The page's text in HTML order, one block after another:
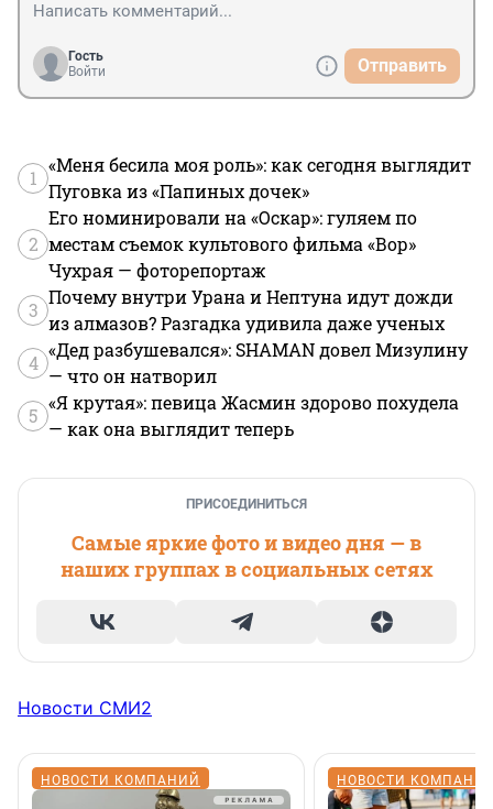
Гость
Войти
Отправить
1
«Меня бесила моя роль»: как сегодня выглядит
Пуговка из «Папиных дочек»
2
Его номинировали на «Оскар»: гуляем по
местам съемок культового фильма «Вор»
Чухрая — фоторепортаж
3
Почему внутри Урана и Нептуна идут дожди
из алмазов? Разгадка удивила даже ученых
4
«Дед разбушевался»: SHAMAN довел Мизулину
— что он натворил
5
«Я крутая»: певица Жасмин здорово похудела
— как она выглядит теперь
ПРИСОЕДИНИТЬСЯ
Самые яркие фото и видео дня — в
наших группах в социальных сетях
Новости СМИ2
НОВОСТИ КОМПАНИЙ НОВОСТИ